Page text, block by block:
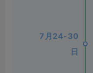
7月24-30
日